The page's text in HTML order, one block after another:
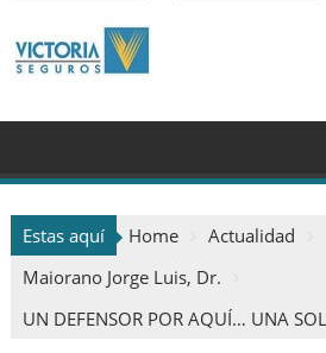
Estas aquí Home
Actualidad
Maiorano Jorge Luis, Dr.
UN DEFENSOR POR AQUÍ… UNA